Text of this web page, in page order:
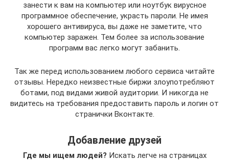
занести к вам на компьютер или ноутбук вирусное
программное обеспечение, украсть пароли. Не имея
хорошего антивируса, вы даже не заметите, что
компьютер заражен. Тем более за использование
программ вас легко могут забанить.
Так же перед использованием любого сервиса читайте
отзывы. Нередко неизвестные биржи злоупотребляют
ботами, под видами живой аудитории. И никогда не
видитесь на требования предоставить пароль и логин от
странички Вконтакте.
Добавление друзей
Где мы ищем людей? Искать легче на страницах